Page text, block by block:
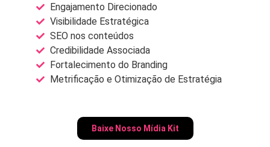
Engajamento Direcionado
Visibilidade Estratégica
SEO nos conteúdos
Credibilidade Associada
Fortalecimento do Branding
Metrificação e Otimização de Estratégia
Baixe Nosso Mídia Kit